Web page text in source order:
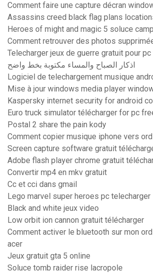
Comment faire une capture décran
Assassins creed black flag plans
Heroes of might and magic 5 soluce
Comment retrouver des photos
Telecharger jeux de guerre gratuit pour
اذكار الصباح والمساء مكتوبة بخط واضح
Logiciel de telechargement musique
Mise à jour windows media player
Kaspersky internet security for android
Euro truck simulator télécharger for pc
Postal 2 share the pain kody
Comment copier musique iphone vers
Screen capture software gratuit
Adobe flash player chrome gratuit
Convertir mp4 en mkv gratuit
Cc et cci dans gmail
Lego marvel super heroes pc telecharger
Black and white jeux video
Low orbit ion cannon gratuit télécharger
Comment activer le bluetooth sur mon
acer
Jeux gratuit gta 5 online
Soluce tomb raider rise lacropole